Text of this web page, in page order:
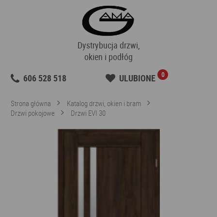
Dystrybucja drzwi,
okien i podłóg
606 528 518
ULUBIONE 0
Strona główna
Katalog drzwi, okien i bram
Drzwi pokojowe
Drzwi EVI 30